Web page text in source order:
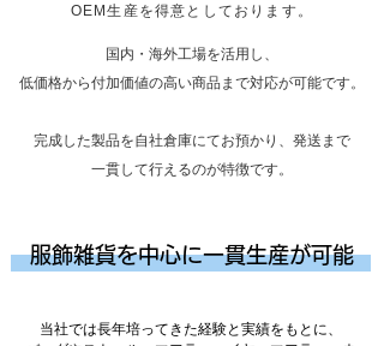
OEM生産を得意としております。
国内・海外工場を活用し、
低価格から付加価値の高い商品まで対応が可能です。
完成した製品を自社倉庫にてお預かり、発送まで
​一貫して行えるのが特徴です。
服飾雑貨を中心に一貫生産が可能
当社では長年培ってきた経験と実績をもとに、